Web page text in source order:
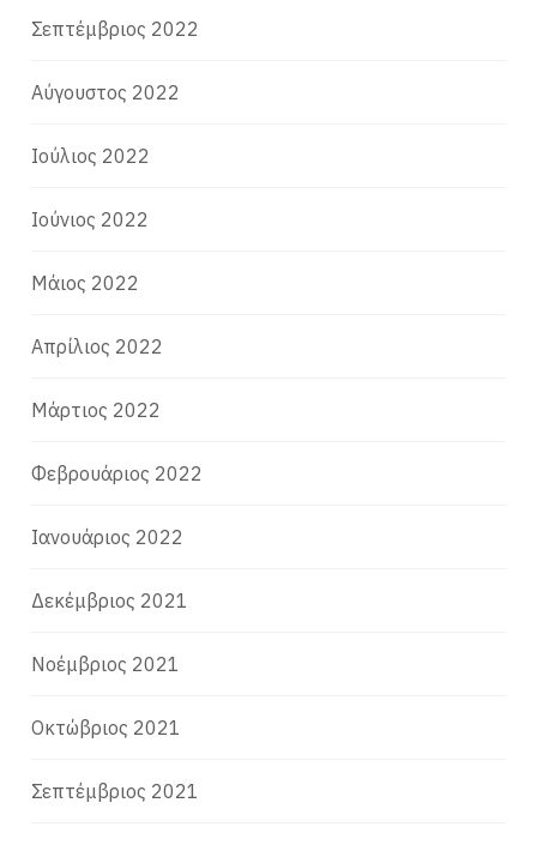
Σεπτέμβριος 2022
Αύγουστος 2022
Ιούλιος 2022
Ιούνιος 2022
Μάιος 2022
Απρίλιος 2022
Μάρτιος 2022
Φεβρουάριος 2022
Ιανουάριος 2022
Δεκέμβριος 2021
Νοέμβριος 2021
Οκτώβριος 2021
Σεπτέμβριος 2021